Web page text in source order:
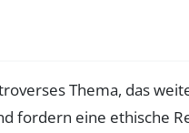
Thema, das
fordern eine ethische